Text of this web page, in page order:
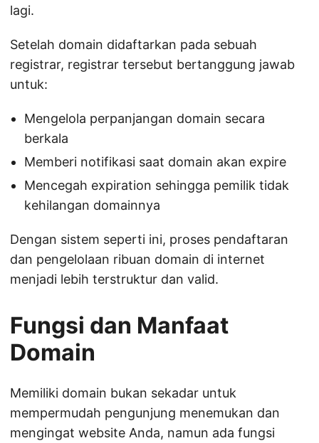
lagi.
Setelah domain didaftarkan pada sebuah
registrar, registrar tersebut bertanggung jawab
untuk:
Mengelola perpanjangan domain secara
berkala
Memberi notifikasi saat domain akan expire
Mencegah expiration sehingga pemilik tidak
kehilangan domainnya
Dengan sistem seperti ini, proses pendaftaran
dan pengelolaan ribuan domain di internet
menjadi lebih terstruktur dan valid.
Fungsi dan Manfaat
Domain
Memiliki domain bukan sekadar untuk
mempermudah pengunjung menemukan dan
mengingat website Anda, namun ada fungsi